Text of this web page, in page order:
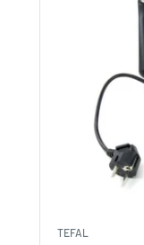
TEFAL